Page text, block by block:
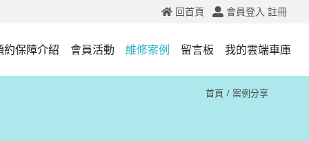
會員登入 註冊
回首頁
約保障介紹 會員活動 維修案例 留言板 我的雲端車庫
首頁 案例分享